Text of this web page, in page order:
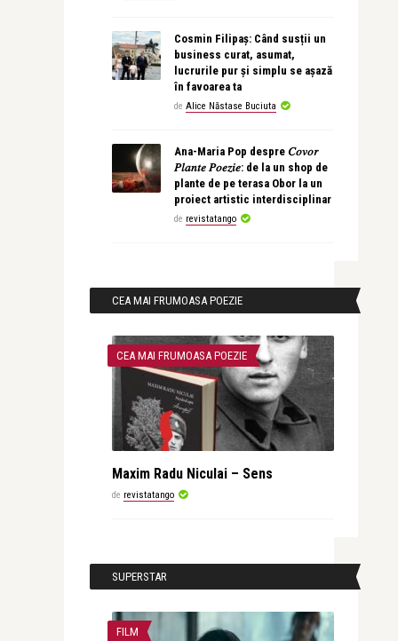
Cosmin Filipaș: Când susții un
business curat, asumat,
lucrurile pur și simplu se așază
în favoarea ta
de Alice Năstase Buciuta
Ana-Maria Pop despre 𝐶𝑜𝑣𝑜𝑟
𝑃𝑙𝑎𝑛𝑡𝑒 𝑃𝑜𝑒𝑧𝑖𝑒: de la un shop de
plante de pe terasa Obor la un
proiect artistic interdisciplinar
de revistatango
CEA MAI FRUMOASA POEZIE
CEA MAI FRUMOASA POEZIE
Maxim Radu Niculai – Sens
de revistatango
SUPERSTAR
FILM